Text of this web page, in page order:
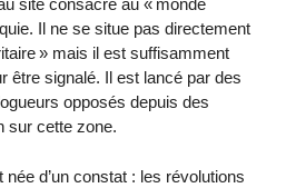
site consacré au « monde
Il ne se situe pas directement
» mais il est suffisamment
être signalé. Il est lancé par des
opposés depuis des
sur cette zone.
née d’un constat : les révolutions